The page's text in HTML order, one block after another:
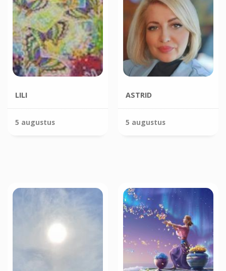
LILI
5 augustus
ASTRID
5 augustus